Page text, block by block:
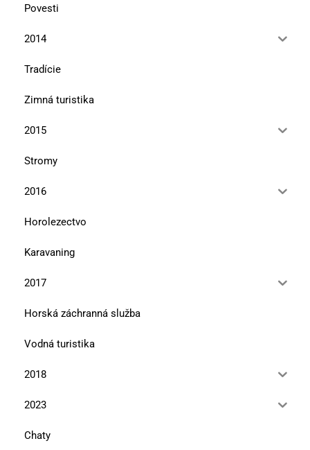
Povesti
2014
Tradície
Zimná turistika
2015
Stromy
2016
Horolezectvo
Karavaning
2017
Horská záchranná služba
Vodná turistika
2018
2023
Chaty